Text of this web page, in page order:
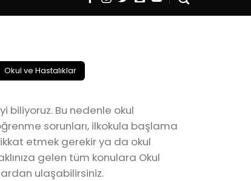
Okul ve Hastalıklar
biliyoruz. Bu nedenle okul
sorunları, ilkokula başlama
etmek gerekir ya da okul
gelen tüm konulara Okul
ulaşabilirsiniz.